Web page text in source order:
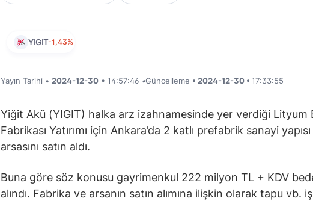
YIGIT-1,43%
Yayın Tarihi • 2024-12-30 • 14:57:46 •Güncelleme • 2024-12-30 • 17:33:55
Yiğit Akü (YIGIT) halka arz izahnamesinde yer verdiği Lityum
Fabrikası Yatırımı için Ankara’da 2 katlı prefabrik sanayi
arsasını satın aldı.
Buna göre söz konusu gayrimenkul 222 milyon TL + KDV
alındı. Fabrika ve arsanın satın alımına ilişkin olarak tapu vb.